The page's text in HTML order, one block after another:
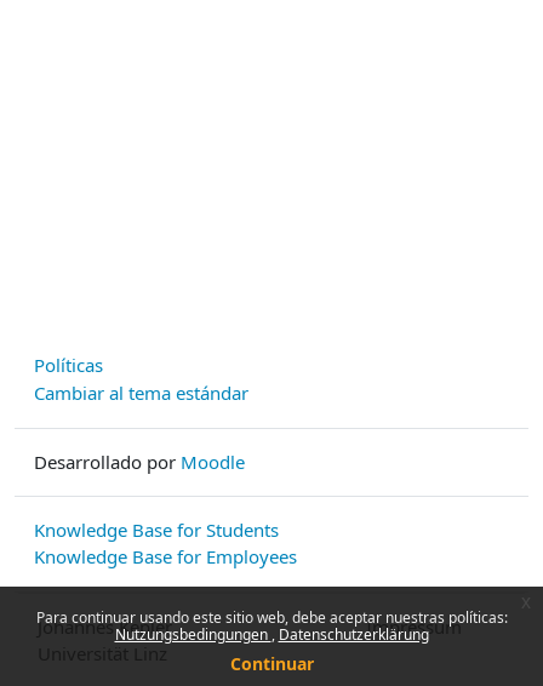
Para continuar usando este sitio web, debe aceptar nuestras políticas:
Nutzungsbedingungen Datenschutzerklärung
Continuar
Políticas
Cambiar al tema estándar
Desarrollado por Moodle
Knowledge Base for Students
Knowledge Base for Employees
Johannes Kepler
Impressum